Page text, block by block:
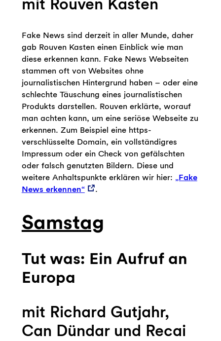
Fake News sind derzeit in aller Munde, daher
gab Rouven Kasten einen Einblick wie man
diese erkennen kann. Fake News Webseiten
stammen oft von Websites ohne
journalistischen Hintergrund haben – oder eine
schlechte Täuschung eines journalistischen
Produkts darstellen. Rouven erklärte, worauf
man achten kann, um eine seriöse Webseite zu
erkennen. Zum Beispiel eine https-
verschlüsselte Domain, ein vollständigres
Impressum oder ein Check von gefälschten
oder falsch genutzten Bildern. Diese und
weitere Anhaltspunkte erklären wir hier: „Fake
News erkennen“
.
Samstag
Tut was: Ein Aufruf an
Europa
mit Richard Gutjahr,
Can Dündar und Recai